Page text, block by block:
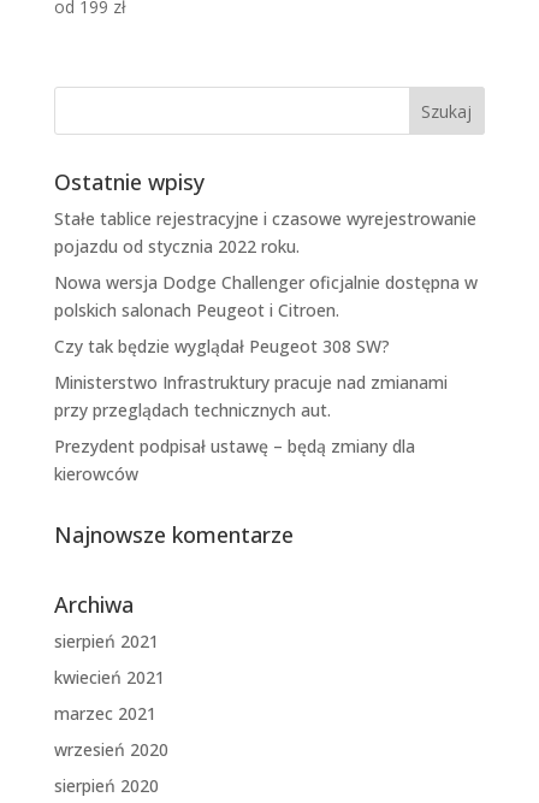
od 199 zł
Ostatnie wpisy
Stałe tablice rejestracyjne i czasowe wyrejestrowanie
pojazdu od stycznia 2022 roku.
Nowa wersja Dodge Challenger oficjalnie dostępna w
polskich salonach Peugeot i Citroen.
Czy tak będzie wyglądał Peugeot 308 SW?
Ministerstwo Infrastruktury pracuje nad zmianami
przy przeglądach technicznych aut.
Prezydent podpisał ustawę – będą zmiany dla
kierowców
Najnowsze komentarze
Archiwa
sierpień 2021
kwiecień 2021
marzec 2021
wrzesień 2020
sierpień 2020